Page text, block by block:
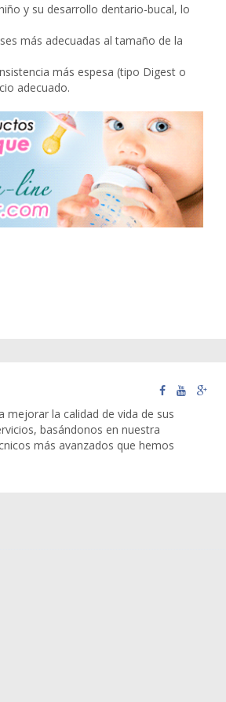
y su desarrollo dentario-bucal, lo
más adecuadas al tamaño de la
más espesa (tipo Digest o
adecuado.
mejorar la calidad de vida de sus
basándonos en nuestra
más avanzados que hemos